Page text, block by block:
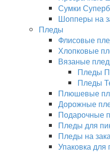
Сумки
Шопперы на
Пледы
Флисовые
Хлопковые
Вязаные
Пледы
Пледы
Плюшевые
Дорожные
Подарочные
Пледы для
Пледы на
Упаковка для